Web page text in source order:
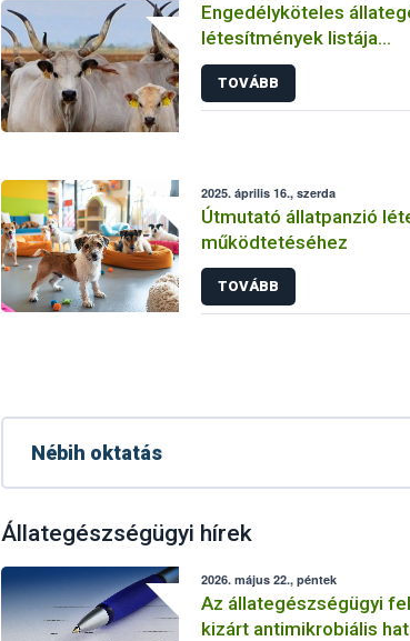
Engedélyköteles
létesítmények listája
Magyarországon/
veterinary
TOVÁBB
2025. április 16., szerda
Útmutató állatpanzió
működtetéséhez
TOVÁBB
Nébih oktatás
Állategészségügyi hírek
2026. május 22., péntek
Az állategészségügyi
kizárt antimikrobiális